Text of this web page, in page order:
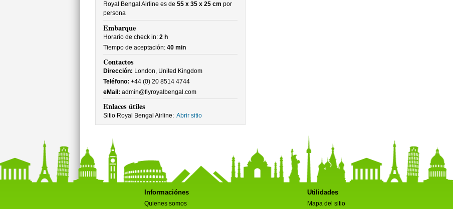
Royal Bengal Airline es de 55 x 35 x 25 cm por
persona
Embarque
Horario de check in: 2 h
Tiempo de aceptación: 40 min
Contactos
Dirección: London, United Kingdom
Teléfono: +44 (0) 20 8514 4744
eMail: admin@flyroyalbengal.com
Enlaces útiles
Sitio Royal Bengal Airline: Abrir sitio
Informaciónes
Quienes somos
Utilidades
Mapa del sitio